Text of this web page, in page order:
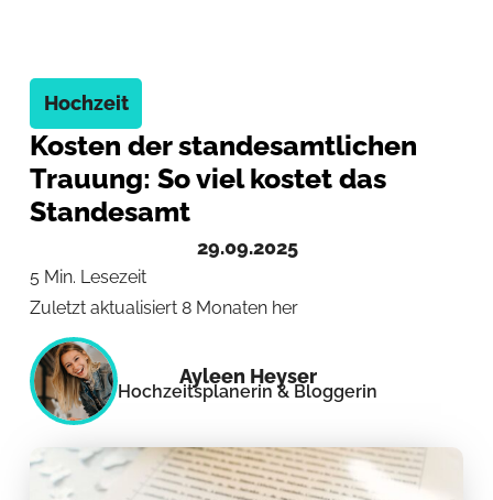
Hochzeit
Kosten der standesamtlichen
Trauung: So viel kostet das
Standesamt
29.09.2025
5 Min. Lesezeit
Zuletzt aktualisiert 8 Monaten her
Ayleen Heyser
Hochzeitsplanerin & Bloggerin